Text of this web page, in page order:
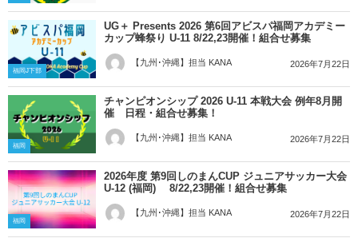
福岡J下部
UG＋ Presents 2026 第6回アビスパ福岡アカデミー
カップ蜂祭り U-11 8/22,23開催！組合せ募集
【九州･沖縄】担当 KANA 2026年7月22日
福岡
チャンピオンシップ 2026 U-11 本戦大会 例年8月開
催 日程・組合せ募集！
【九州･沖縄】担当 KANA 2026年7月22日
福岡
2026年度 第9回しのまんCUP ジュニアサッカー大会
U-12 (福岡) 8/22,23開催！組合せ募集
【九州･沖縄】担当 KANA 2026年7月22日